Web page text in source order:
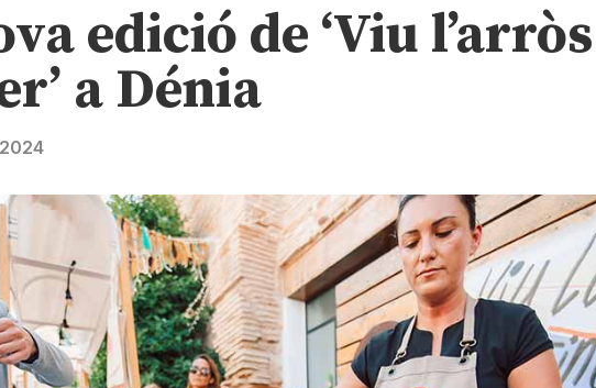
edició de ‘Viu l’arròs
a Dénia